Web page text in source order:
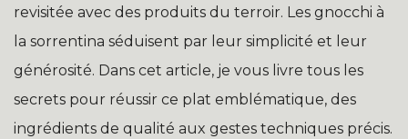
revisitée avec des produits du terroir. Les gnocchi à
la sorrentina séduisent par leur simplicité et leur
générosité. Dans cet article, je vous livre tous les
secrets pour réussir ce plat emblématique, des
ingrédients de qualité aux gestes techniques précis.